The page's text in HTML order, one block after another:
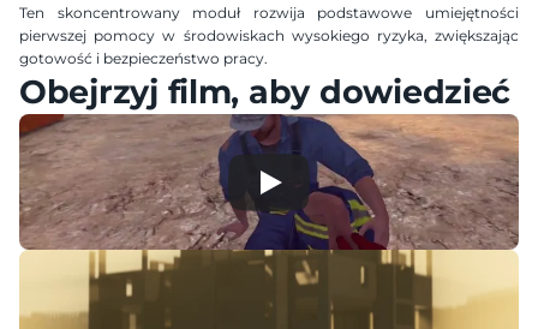
Ten skoncentrowany moduł rozwija podstawowe umiejętności
pierwszej pomocy w środowiskach wysokiego ryzyka, zwiększając
gotowość i bezpieczeństwo pracy.
Obejrzyj film, aby dowiedzieć